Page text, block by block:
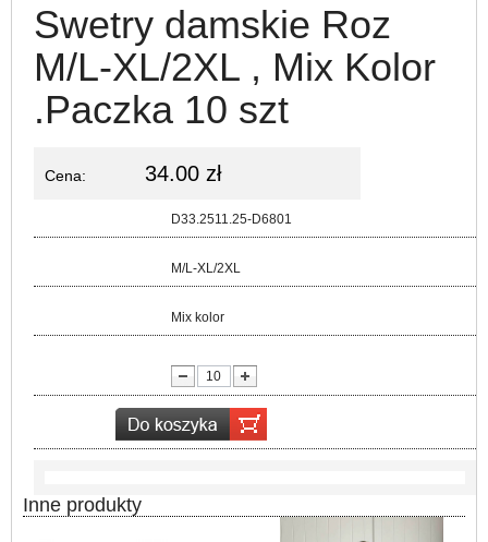
Swetry damskie Roz
M/L-XL/2XL , Mix Kolor
.Paczka 10 szt
Cena: 34.00 zł
D33.2511.25-D6801
M/L-XL/2XL
Mix kolor
Inne produkty